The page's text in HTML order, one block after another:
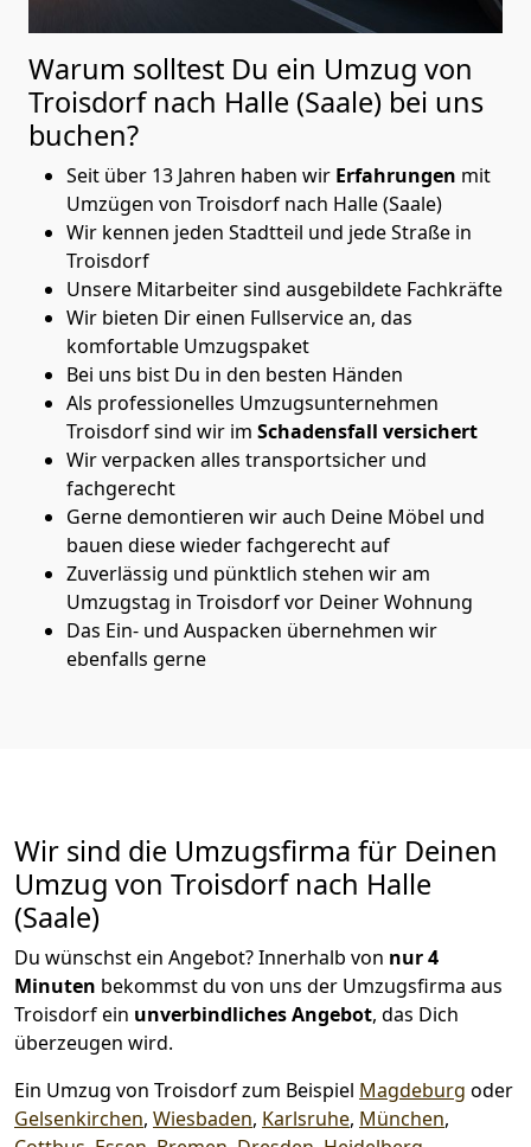
Warum solltest Du ein Umzug von
Troisdorf nach Halle (Saale) bei uns
buchen?
Seit über 13 Jahren haben wir Erfahrungen mit
Umzügen von Troisdorf nach Halle (Saale)
Wir kennen jeden Stadtteil und jede Straße in
Troisdorf
Unsere Mitarbeiter sind ausgebildete Fachkräfte
Wir bieten Dir einen Fullservice an, das
komfortable Umzugspaket
Bei uns bist Du in den besten Händen
Als professionelles Umzugsunternehmen
Troisdorf sind wir im Schadensfall versichert
Wir verpacken alles transportsicher und
fachgerecht
Gerne demontieren wir auch Deine Möbel und
bauen diese wieder fachgerecht auf
Zuverlässig und pünktlich stehen wir am
Umzugstag in Troisdorf vor Deiner Wohnung
Das Ein- und Auspacken übernehmen wir
ebenfalls gerne
Wir sind die Umzugsfirma für Deinen
Umzug von Troisdorf nach Halle
(Saale)
Du wünschst ein Angebot? Innerhalb von nur 4
Minuten bekommst du von uns der Umzugsfirma aus
Troisdorf ein unverbindliches Angebot, das Dich
überzeugen wird.
Ein Umzug von Troisdorf zum Beispiel Magdeburg oder
Gelsenkirchen, Wiesbaden, Karlsruhe, München,